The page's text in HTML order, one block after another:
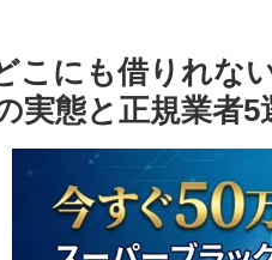
こにも借りれな
実態と正規業者5